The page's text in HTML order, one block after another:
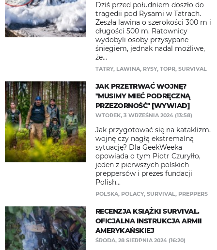
Dziś przed południem doszło do
tragedii pod Rysami w Tatrach.
Zeszła lawina o szerokości 300 m i
długości 500 m. Ratownicy
wydobyli osoby przysypane
śniegiem, jednak nadal możliwe,
że...
TATRY, LAWINA, RYSY, TOPR, SURVIVAL
JAK PRZETRWAĆ WOJNĘ?
"MUSIMY MIEĆ PODRĘCZNĄ
PRZEZORNOŚĆ" [WYWIAD]
WTOREK, 3 WRZEŚNIA 2024 (13:58)
Jak przygotować się na kataklizm,
wojnę czy nagłą ekstremalną
sytuację? Dla GeekWeeka
opowiada o tym Piotr Czuryłło,
jeden z pierwszych polskich
preppersów i prezes fundacji
Polish...
POLSKA, POLACY, SURVIVAL, PREPPERS
RECENZJA KSIĄŻKI SURVIVAL.
OFICJALNA INSTRUKCJA ARMII
AMERYKAŃSKIEJ
ŚRODA, 28 SIERPNIA 2024 (16:20)